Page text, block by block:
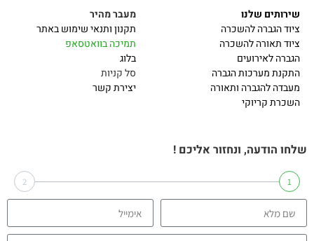
שירותים שלנו
ציוד הגברה להשכרה
ציוד תאורה להשכרה
הגברה לאירועים
התקנת מערכות הגברה
מעבדה להגברה ותאורה
השכרת קריוקי
מעבר מהיר
תקנון ותנאי שימוש באתר
תמיכה בוואטסאפ
בלוג
סל קניות
יצירת קשר
שלחו הודעה, ונחזור אליכם !
1
2